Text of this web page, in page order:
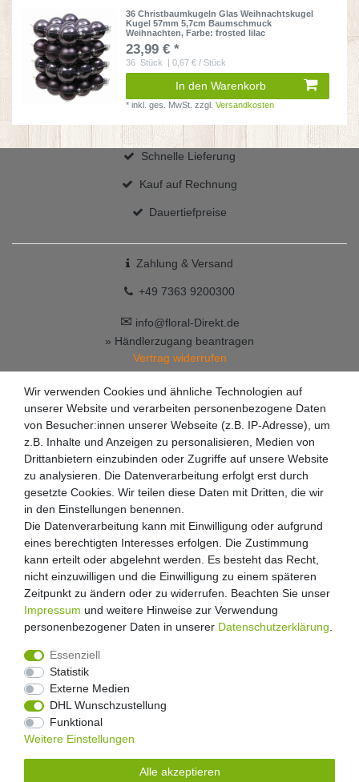
36 Christbaumkugeln Glas Weihnachtskugel
Kugel 57mm 5,7cm Baumschmuck
Weihnachten, Farbe: frosted lilac
23,99 € *
36 Stück | 0,67 € / Stück
In den Warenkorb
*inkl. ges. MwSt. zzgl.Versandkosten
Schnelle Lieferung
Kauf auf Rechnung
Dauertiefpreise
Zahlung & Versand
+49 7363 9200300
✉ info@floral-Direkt.de
» Händlerzugang beantragen
Vertrag widerrufen
Widerrufs­recht Widerrufs­formular
Daten­schutz­erklärung
Wir verwenden Cookies und ähnliche Technologien auf
unserer Website und verarbeiten personenbezogene Daten
von Besucher:innen unserer Webseite (z.B. IP-Adresse), um
z.B. Inhalte und Anzeigen zu personalisieren, Medien von
Drittanbietern einzubinden oder Zugriffe auf unsere Website
zu analysieren. Die Datenverarbeitung erfolgt erst durch
gesetzte Cookies. Wir teilen diese Daten mit Dritten, die wir
in den Einstellungen benennen.
Die Datenverarbeitung kann mit Einwilligung oder aufgrund
eines berechtigten Interesses erfolgen. Die Zustimmung
kann erteilt oder abgelehnt werden. Es besteht das Recht,
nicht einzuwilligen und die Einwilligung zu einem späteren
Zeitpunkt zu ändern oder zu widerrufen. Beachten Sie unser
Impressum und weitere Hinweise zur Verwendung
personenbezogener Daten in unserer Daten­schutz­erklärung
Essenziell
Statistik
Externe Medien
DHL Wunschzustellung
Funktional
Weitere Einstellungen
Alle akzeptieren